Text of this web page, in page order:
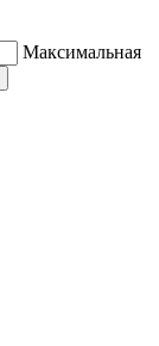
Максимальная